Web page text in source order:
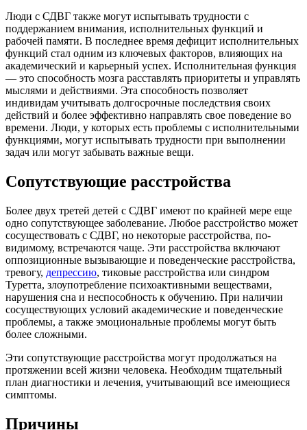
Люди с СДВГ также могут испытывать трудности с
поддержанием внимания, исполнительных функций и
рабочей памяти. В последнее время дефицит исполнительных
функций стал одним из ключевых факторов, влияющих на
академический и карьерный успех. Исполнительная функция
— это способность мозга расставлять приоритеты и управлять
мыслями и действиями. Эта способность позволяет
индивидам учитывать долгосрочные последствия своих
действий и более эффективно направлять свое поведение во
времени. Люди, у которых есть проблемы с исполнительными
функциями, могут испытывать трудности при выполнении
задач или могут забывать важные вещи.
Сопутствующие расстройства
Более двух третей детей с СДВГ имеют по крайней мере еще
одно сопутствующее заболевание. Любое расстройство может
сосуществовать с СДВГ, но некоторые расстройства, по-
видимому, встречаются чаще. Эти расстройства включают
оппозиционные вызывающие и поведенческие расстройства,
тревогу, депрессию, тиковые расстройства или синдром
Туретта, злоупотребление психоактивными веществами,
нарушения сна и неспособность к обучению. При наличии
сосуществующих условий академические и поведенческие
проблемы, а также эмоциональные проблемы могут быть
более сложными.
Эти сопутствующие расстройства могут продолжаться на
протяжении всей жизни человека. Необходим тщательный
план диагностики и лечения, учитывающий все имеющиеся
симптомы.
Причины